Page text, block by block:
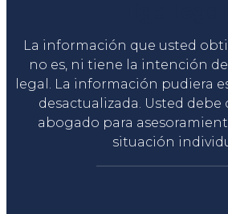
La información que usted
no es, ni tiene la intención
legal. La información pudiera
desactualizada. Usted debe
abogado para
situación